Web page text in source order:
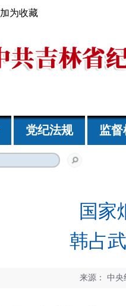
加为收藏
党纪法规 监
国家
韩占
来源： 中央